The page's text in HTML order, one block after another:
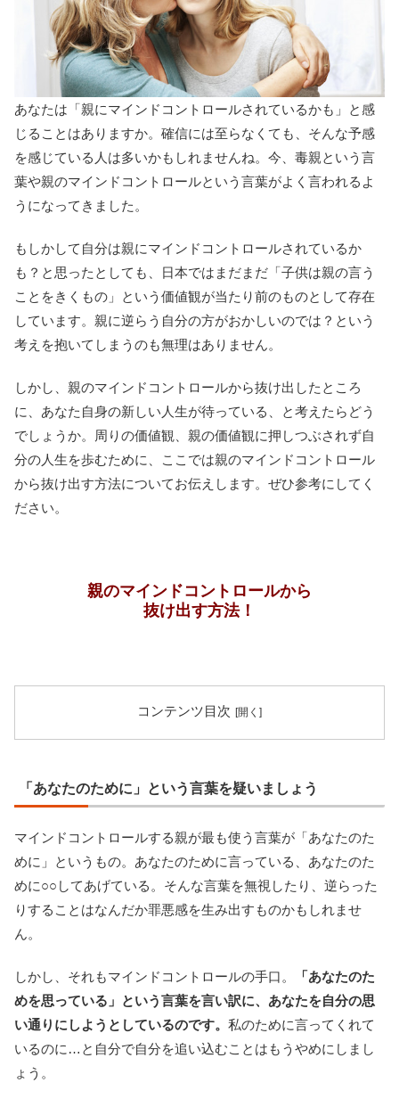
あなたは「親にマインドコントロールされているかも」と感
じることはありますか。確信には至らなくても、そんな予感
を感じている人は多いかもしれませんね。今、毒親という言
葉や親のマインドコントロールという言葉がよく言われるよ
うになってきました。
もしかして自分は親にマインドコントロールされているか
も？と思ったとしても、日本ではまだまだ「子供は親の言う
ことをきくもの」という価値観が当たり前のものとして存在
しています。親に逆らう自分の方がおかしいのでは？という
考えを抱いてしまうのも無理はありません。
しかし、親のマインドコントロールから抜け出したところ
に、あなた自身の新しい人生が待っている、と考えたらどう
でしょうか。周りの価値観、親の価値観に押しつぶされず自
分の人生を歩むために、ここでは親のマインドコントロール
から抜け出す方法についてお伝えします。ぜひ参考にしてく
ださい。
親のマインドコントロールから
抜け出す方法！
コンテンツ目次
「あなたのために」という言葉を疑いましょう
マインドコントロールする親が最も使う言葉が「あなたのた
めに」というもの。あなたのために言っている、あなたのた
めに○○してあげている。そんな言葉を無視したり、逆らった
りすることはなんだか罪悪感を生み出すものかもしれませ
ん。
しかし、それもマインドコントロールの手口。
「あなたのた
めを思っている」という言葉を言い訳に、あなたを自分の思
い通りにしようとしているのです。 私のために言ってくれて
いるのに…と自分で自分を追い込むことはもうやめにしまし
ょう。